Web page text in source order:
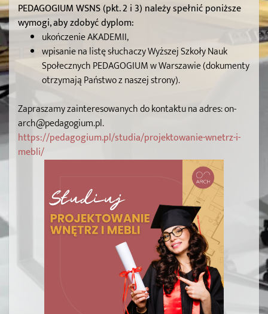
PEDAGOGIUM WSNS (pkt. 2 i 3) należy spełnić poniższe
wymogi, aby zdobyć dyplom:
ukończenie AKADEMII,
wpisanie na listę słuchaczy Wyższej Szkoły Nauk
Społecznych PEDAGOGIUM w Warszawie (dokumenty
otrzymają Państwo z naszej strony).
Zapraszamy zainteresowanych do kontaktu na adres: on-
arch@pedagogium.pl.
https://pedagogium.pl/studia/projektowanie-wnetrz-i-
mebli/